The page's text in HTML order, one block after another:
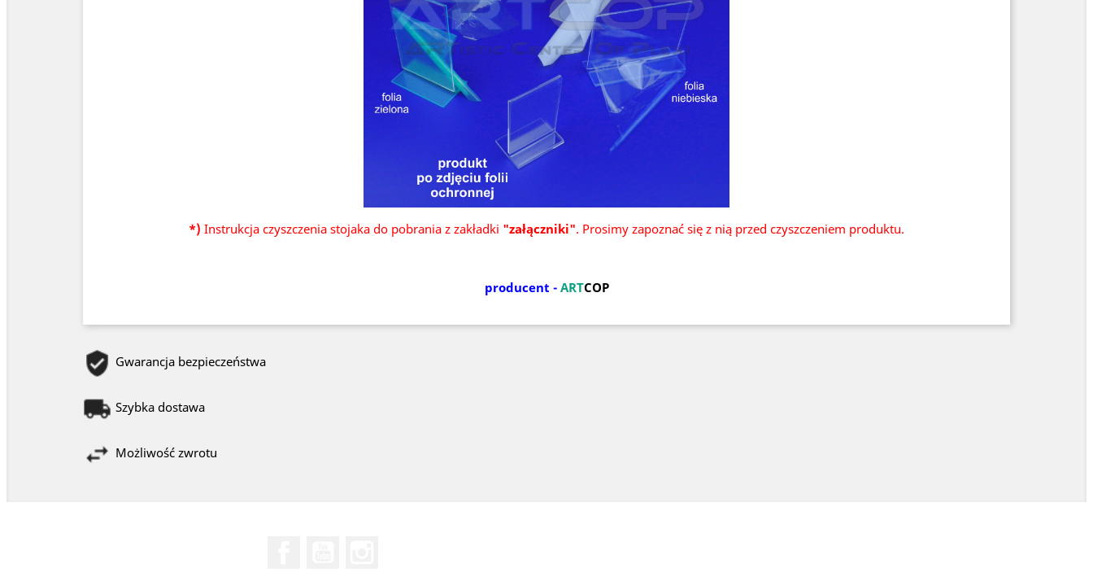
*) Instrukcja czyszczenia stojaka do pobrania z zakładki "załączniki". Prosimy zapoznać się z nią przed czyszczeniem produktu.
producent - ARTCOP
Gwarancja bezpieczeństwa
Szybka dostawa
Możliwość zwrotu